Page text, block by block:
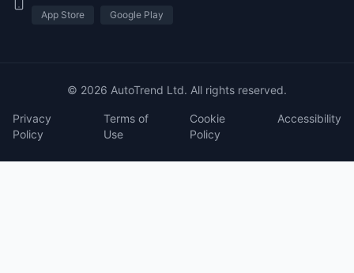
App Store Google Play
© 2026 AutoTrend Ltd. All rights reserved.
Privacy
Policy
Terms of
Use
Cookie
Policy
Accessibility